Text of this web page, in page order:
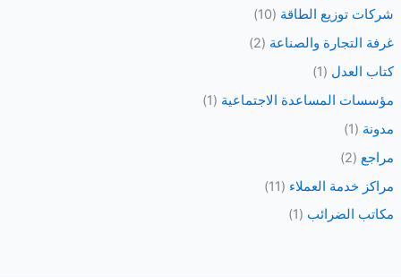
شركات توزيع الطاقة (10)
غرفة التجارة والصناعة (2)
كتاب العدل (1)
مؤسسات المساعدة الاجتماعية (1)
مدونة (1)
مراجع (2)
مراكز خدمة العملاء (11)
مكاتب الضرائب (1)